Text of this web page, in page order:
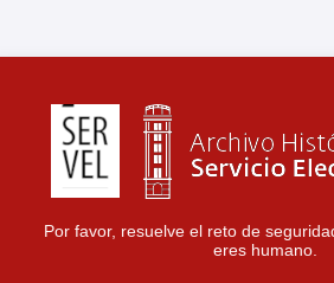
Por favor, resuelve el reto de
eres humano.